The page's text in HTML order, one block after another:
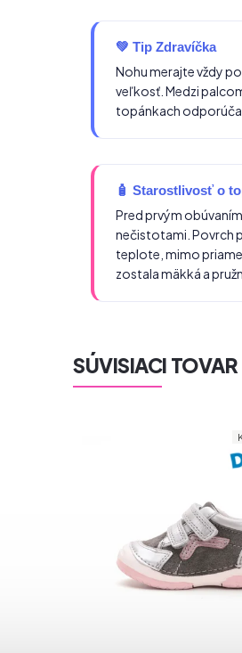
💚 Tip Zdravíčka
Nohu merajte vždy
veľkosť. Medzi
topánkach
🧴 Starostlivosť o
Pred prvým
nečistotami. Povrch
teplote, mimo
zostala mäkká a
SÚVISIACI TOVAR